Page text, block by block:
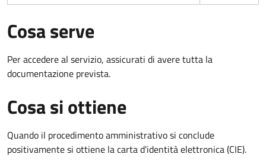
Cosa serve
Per accedere al servizio, assicurati di avere tutta la
documentazione prevista.
Cosa si ottiene
Quando il procedimento amministrativo si conclude
positivamente si ottiene la carta d'identità elettronica (CIE).